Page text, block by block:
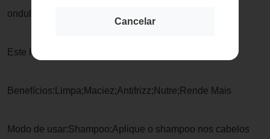
Cancelar
ondulados.
Este Kit é em tamanho de salão e uso profissional
Benefícios:Limpa;Maciez;Antifrizz;Nutre;Rende Mais
Modo de usar:Shampoo:Aplique o shampoo nos cabelos